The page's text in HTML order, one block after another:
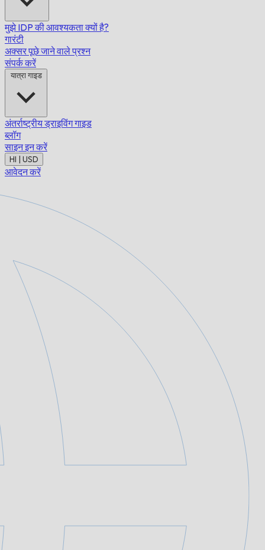
मुझे IDP की आवश्यकता क्यों है?
गारंटी
अक्सर पूछे जाने वाले प्रश्न
संपर्क करें
यात्रा गाइड
अंतर्राष्ट्रीय ड्राइविंग गाइड
ब्लॉग
साइन इन करें
HI | USD
आवेदन करें